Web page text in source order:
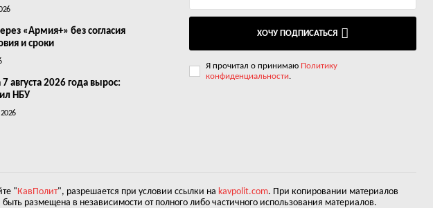
«Армия+» без согласия
и сроки
августа 2026 года вырос:
НБУ
2026
ХОЧУ ПОДПИСАТЬСЯ
Я прочитал о принимаю Политику
конфиденциальности.
" КавПолит", разрешается при условии ссылки на kavpolit.com. При копировании материалов
размещена в независимости от полного либо частичного использования материалов.